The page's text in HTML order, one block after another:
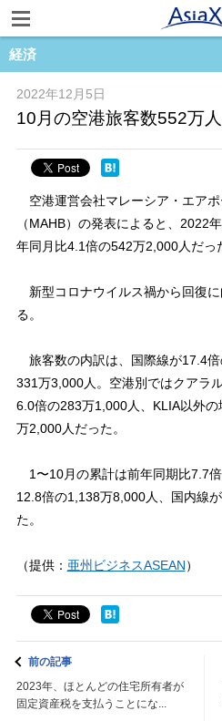
経済
2022年12月5日
10月の空港旅客数552万
空港運営会社マレーシア・エア
（MAHB）の発表によると、2022
年同月比4.1倍の542万2,000人だっ
新型コロナウイルス禍から回復
る。
旅客数の内訳は、国際線が17.4
331万3,000人。空港別ではクアラ
6.0倍の283万1,000人、KLIA以外
万2,000人だった。
1〜10月の累計は前年同期比7.7
12.8倍の1,138万8,000人、国内線
た。
（提供： 亜州ビジネスASEAN）
前の記事
2023年、ほとんどの住宅所有者が
固定資産税を支払うことにな...